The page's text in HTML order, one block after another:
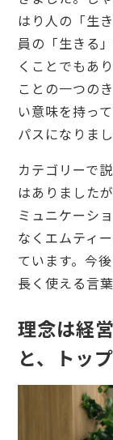
はり人の「生
員の「生きる
くことでもあ
ことの一つの
い意味を持っ
パスになりまし
カテゴリーで
はありました
ミュニケーシ
なくエムティ
ています。今
長く使える言
理念は経
と、トッ